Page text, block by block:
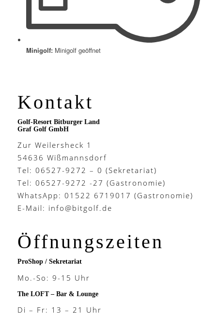
Minigolf: Minigolf geöffnet
Kontakt
Golf-Resort Bitburger Land
Graf Golf GmbH
Zur Weilersheck 1
54636 Wißmannsdorf
Tel: 06527-9272 – 0 (Sekretariat)
Tel: 06527-9272 -27 (Gastronomie)
WhatsApp: 01522 6719017 (Gastronomie)
E-Mail: info@bitgolf.de
Öffnungszeiten
ProShop / Sekretariat
Mo.-So: 9-15 Uhr
The LOFT – Bar & Lounge
Di – Fr: 13 – 21 Uhr